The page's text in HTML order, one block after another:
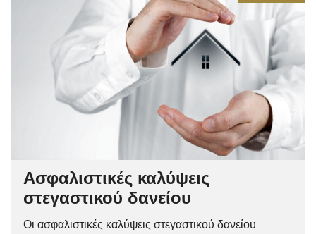
Ασφαλιστικές καλύψεις
στεγαστικού δανείου
Οι ασφαλιστικές καλύψεις στεγαστικού δανείου